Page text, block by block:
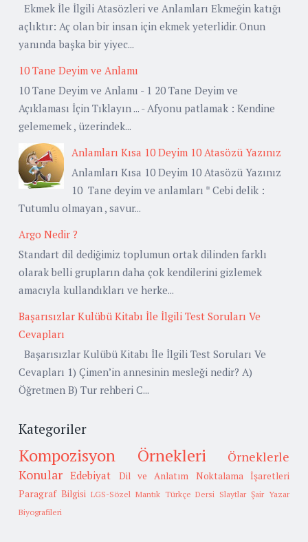
Ekmek İle İlgili Atasözleri ve Anlamları Ekmeğin katığı
açlıktır: Aç olan bir insan için ekmek yeterlidir. Onun
yanında başka bir yiyec...
10 Tane Deyim ve Anlamı
10 Tane Deyim ve Anlamı - 1 20 Tane Deyim ve
Açıklaması İçin Tıklayın ... - Afyonu patlamak : Kendine
gelememek , üzerindek...
Anlamları Kısa 10 Deyim 10 Atasözü Yazınız
Anlamları Kısa 10 Deyim 10 Atasözü Yazınız
10 Tane deyim ve anlamları * Cebi delik :
Tutumlu olmayan , savur...
Argo Nedir ?
Standart dil dediğimiz toplumun ortak dilinden farklı
olarak belli grupların daha çok kendilerini gizlemek
amacıyla kullandıkları ve herke...
Başarısızlar Kulübü Kitabı İle İlgili Test Soruları Ve
Cevapları
Başarısızlar Kulübü Kitabı İle İlgili Test Soruları Ve
Cevapları 1) Çimen’in annesinin mesleği nedir? A)
Öğretmen B) Tur rehberi C...
Kategoriler
Kompozisyon Örnekleri
Örneklerle
Konular Edebiyat Dil ve Anlatım
Noktalama İşaretleri
Paragraf Bilgisi LGS-Sözel Mantık Türkçe Dersi Slaytlar Şair Yazar
Biyografileri